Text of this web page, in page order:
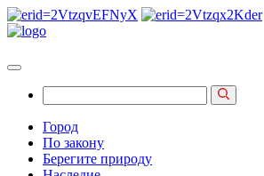
Город
По закону
Берегите природу